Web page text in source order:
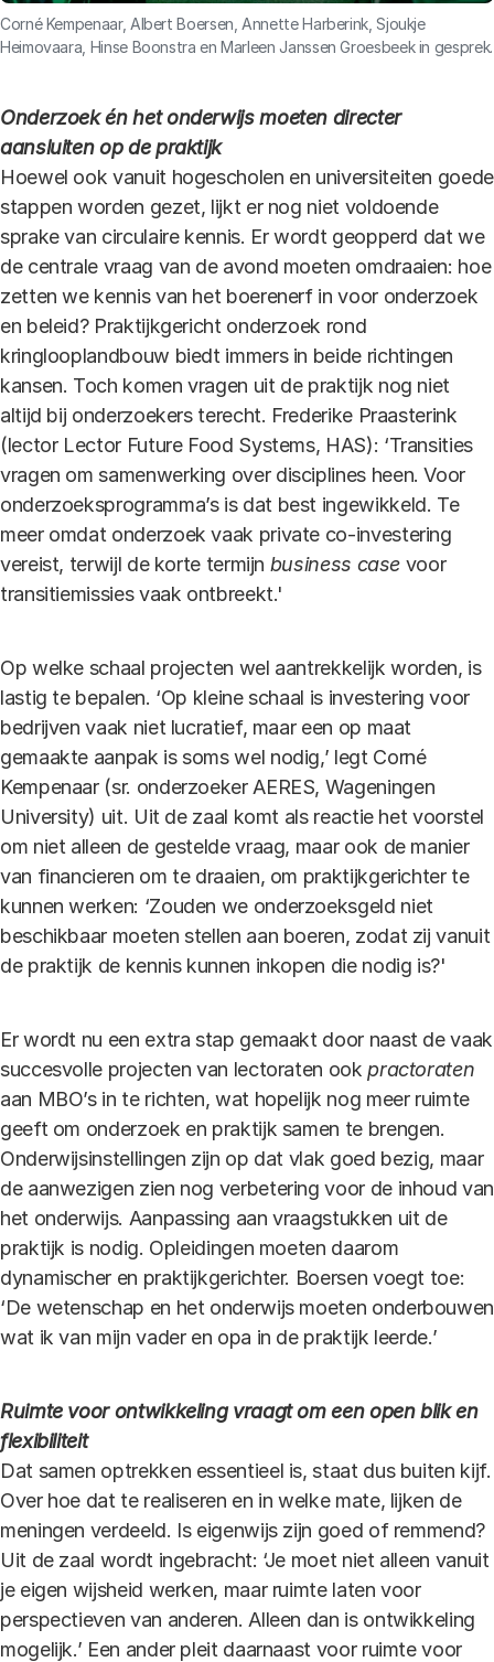
Corné Kempenaar, Albert Boersen, Annette Harberink, Sjoukje
Heimovaara, Hinse Boonstra en Marleen Janssen Groesbeek in gesprek.
Onderzoek én het onderwijs moeten directer
aansluiten op de praktijk
Hoewel ook vanuit hogescholen en universiteiten goede
stappen worden gezet, lijkt er nog niet voldoende
sprake van circulaire kennis. Er wordt geopperd dat we
de centrale vraag van de avond moeten omdraaien: hoe
zetten we kennis van het boerenerf in voor onderzoek
en beleid? Praktijkgericht onderzoek rond
kringlooplandbouw biedt immers in beide richtingen
kansen. Toch komen vragen uit de praktijk nog niet
altijd bij onderzoekers terecht. Frederike Praasterink
(lector Lector Future Food Systems, HAS): ‘Transities
vragen om samenwerking over disciplines heen. Voor
onderzoeksprogramma’s is dat best ingewikkeld. Te
meer omdat onderzoek vaak private co-investering
vereist, terwijl de korte termijn business case voor
transitiemissies vaak ontbreekt.'
Op welke schaal projecten wel aantrekkelijk worden, is
lastig te bepalen. ‘Op kleine schaal is investering voor
bedrijven vaak niet lucratief, maar een op maat
gemaakte aanpak is soms wel nodig,’ legt Corné
Kempenaar (sr. onderzoeker AERES, Wageningen
University) uit. Uit de zaal komt als reactie het voorstel
om niet alleen de gestelde vraag, maar ook de manier
van financieren om te draaien, om praktijkgerichter te
kunnen werken: ‘Zouden we onderzoeksgeld niet
beschikbaar moeten stellen aan boeren, zodat zij vanuit
de praktijk de kennis kunnen inkopen die nodig is?'
Er wordt nu een extra stap gemaakt door naast de vaak
succesvolle projecten van lectoraten ookpractoraten
aan MBO’s in te richten, wat hopelijk nog meer ruimte
geeft om onderzoek en praktijk samen te brengen.
Onderwijsinstellingen zijn op dat vlak goed bezig, maar
de aanwezigen zien nog verbetering voor de inhoud van
het onderwijs. Aanpassing aan vraagstukken uit de
praktijk is nodig. Opleidingen moeten daarom
dynamischer en praktijkgerichter. Boersen voegt toe:
‘De wetenschap en het onderwijs moeten onderbouwen
wat ik van mijn vader en opa in de praktijk leerde.’
Ruimte voor ontwikkeling vraagt om een open blik en
flexibiliteit
Dat samen optrekken essentieel is, staat dus buiten kijf.
Over hoe dat te realiseren en in welke mate, lijken de
meningen verdeeld. Is eigenwijs zijn goed of remmend?
Uit de zaal wordt ingebracht: ‘Je moet niet alleen vanuit
je eigen wijsheid werken, maar ruimte laten voor
perspectieven van anderen. Alleen dan is ontwikkeling
mogelijk.’ Een ander pleit daarnaast voor ruimte voor